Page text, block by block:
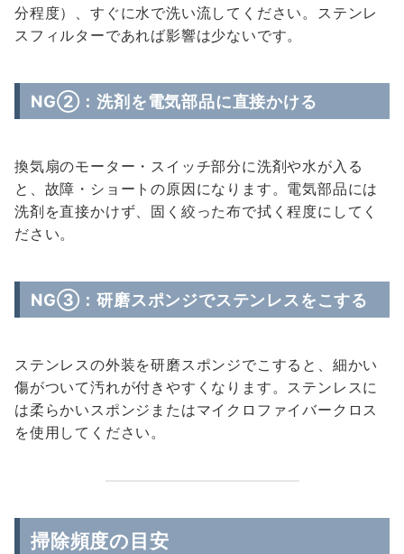
分程度）、すぐに水で洗い流してください。ステンレ
スフィルターであれば影響は少ないです。
NG②：洗剤を電気部品に直接かける
換気扇のモーター・スイッチ部分に洗剤や水が入る
と、故障・ショートの原因になります。電気部品には
洗剤を直接かけず、固く絞った布で拭く程度にしてく
ださい。
NG③：研磨スポンジでステンレスをこする
ステンレスの外装を研磨スポンジでこすると、細かい
傷がついて汚れが付きやすくなります。ステンレスに
は柔らかいスポンジまたはマイクロファイバークロス
を使用してください。
掃除頻度の目安